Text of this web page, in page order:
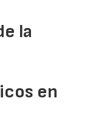
la
en